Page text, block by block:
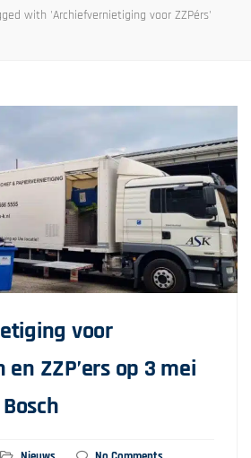
with 'Archiefvernietiging voor ZZPérs'
voor
ZZP’ers op 3 mei